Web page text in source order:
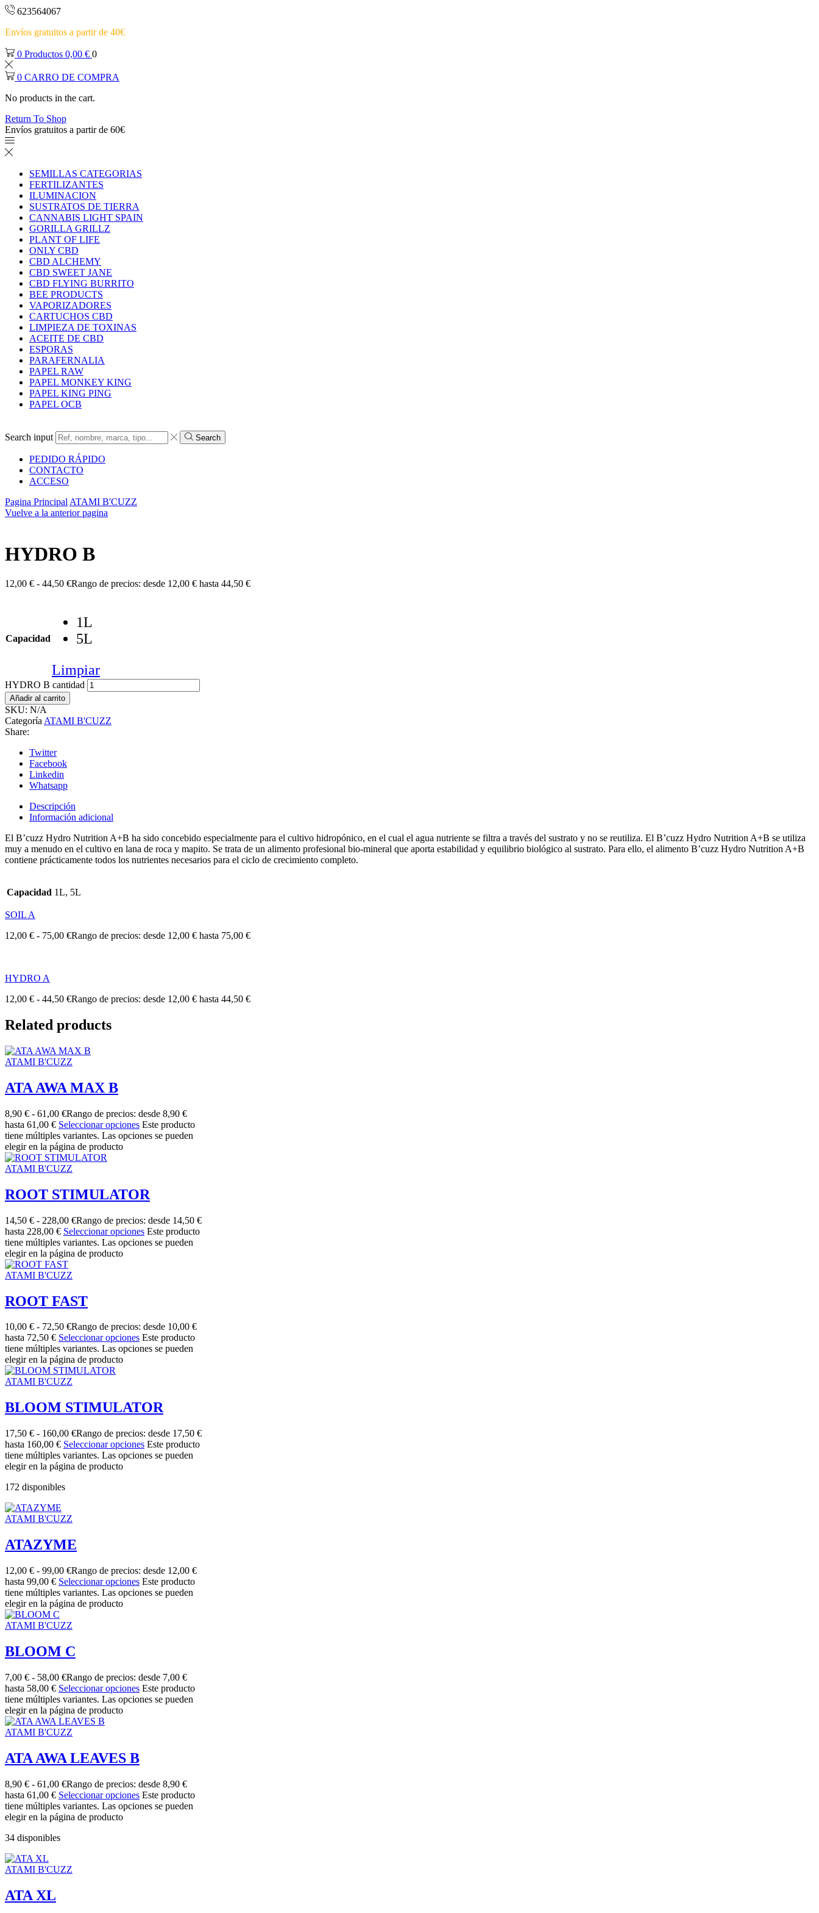
623564067
Envíos gratuitos a partir de 40€
0 Productos 0,00 € 0
0 CARRO DE COMPRA
No products in the cart.
Return To Shop
Envíos gratuitos a partir de 60€
SEMILLAS CATEGORIAS
FERTILIZANTES
ILUMINACION
SUSTRATOS DE TIERRA
CANNABIS LIGHT SPAIN
GORILLA GRILLZ
PLANT OF LIFE
ONLY CBD
CBD ALCHEMY
CBD SWEET JANE
CBD FLYING BURRITO
BEE PRODUCTS
VAPORIZADORES
CARTUCHOS CBD
LIMPIEZA DE TOXINAS
ACEITE DE CBD
ESPORAS
PARAFERNALIA
PAPEL RAW
PAPEL MONKEY KING
PAPEL KING PING
PAPEL OCB
Search input Search
PEDIDO RÁPIDO
CONTACTO
ACCESO
Pagina Principal ATAMI B'CUZZ
Vuelve a la anterior pagina
HYDRO B
12,00 € - 44,50 €Rango de precios: desde 12,00 € hasta 44,50 €
Capacidad
1L
5L
Limpiar
HYDRO B cantidad
Añadir al carrito
SKU: N/A
Categoría ATAMI B'CUZZ
Share:
Twitter
Facebook
Linkedin
Whatsapp
Descripción
Información adicional
El B’cuzz Hydro Nutrition A+B ha sido concebido especialmente para el cultivo hidropónico, en el cual el agua nutriente se filtra a través del sustrato y no se reutiliza. El B’cuzz Hydro Nutrition A+B se utiliza
muy a menudo en el cultivo en lana de roca y mapito. Se trata de un alimento profesional bio-mineral que aporta estabilidad y equilibrio biológico al sustrato. Para ello, el alimento B’cuzz Hydro Nutrition A+B
contiene prácticamente todos los nutrientes necesarios para el ciclo de crecimiento completo.
Capacidad 1L, 5L
SOIL A
12,00 € - 75,00 €Rango de precios: desde 12,00 € hasta 75,00 €
HYDRO A
12,00 € - 44,50 €Rango de precios: desde 12,00 € hasta 44,50 €
Related products
ATAMI B'CUZZ
ATA AWA MAX B
8,90 € - 61,00 €Rango de precios: desde 8,90 €
hasta 61,00 € Seleccionar opciones Este producto
tiene múltiples variantes. Las opciones se pueden
elegir en la página de producto
ATAMI B'CUZZ
ROOT STIMULATOR
14,50 € - 228,00 €Rango de precios: desde 14,50 €
hasta 228,00 € Seleccionar opciones Este producto
tiene múltiples variantes. Las opciones se pueden
elegir en la página de producto
ATAMI B'CUZZ
ROOT FAST
10,00 € - 72,50 €Rango de precios: desde 10,00 €
hasta 72,50 € Seleccionar opciones Este producto
tiene múltiples variantes. Las opciones se pueden
elegir en la página de producto
ATAMI B'CUZZ
BLOOM STIMULATOR
17,50 € - 160,00 €Rango de precios: desde 17,50 €
hasta 160,00 € Seleccionar opciones Este producto
tiene múltiples variantes. Las opciones se pueden
elegir en la página de producto
172 disponibles
ATAMI B'CUZZ
ATAZYME
12,00 € - 99,00 €Rango de precios: desde 12,00 €
hasta 99,00 € Seleccionar opciones Este producto
tiene múltiples variantes. Las opciones se pueden
elegir en la página de producto
ATAMI B'CUZZ
BLOOM C
7,00 € - 58,00 €Rango de precios: desde 7,00 €
hasta 58,00 € Seleccionar opciones Este producto
tiene múltiples variantes. Las opciones se pueden
elegir en la página de producto
ATAMI B'CUZZ
ATA AWA LEAVES B
8,90 € - 61,00 €Rango de precios: desde 8,90 €
hasta 61,00 € Seleccionar opciones Este producto
tiene múltiples variantes. Las opciones se pueden
elegir en la página de producto
34 disponibles
ATAMI B'CUZZ
ATA XL